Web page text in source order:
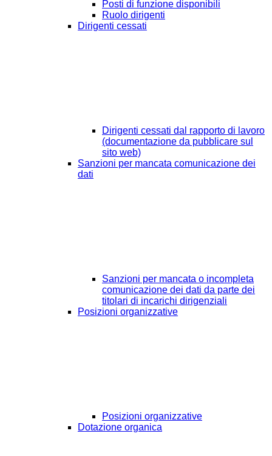
Posti di funzione disponibili
Ruolo dirigenti
Dirigenti cessati
Dirigenti cessati dal rapporto di lavoro
(documentazione da pubblicare sul
sito web)
Sanzioni per mancata comunicazione dei
dati
Sanzioni per mancata o incompleta
comunicazione dei dati da parte dei
titolari di incarichi dirigenziali
Posizioni organizzative
Posizioni organizzative
Dotazione organica